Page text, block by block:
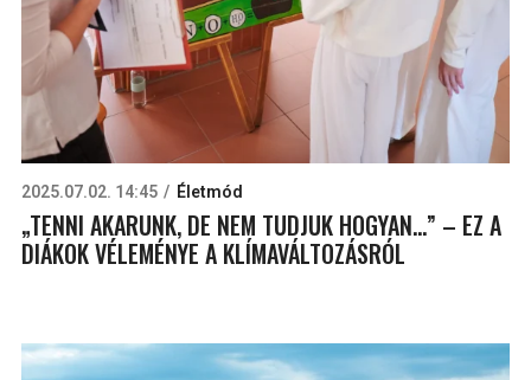
2025.07.02. 14:45 Életmód
„TENNI AKARUNK, DE NEM TUDJUK HOGYAN…” – EZ A
DIÁKOK VÉLEMÉNYE A KLÍMAVÁLTOZÁSRÓL